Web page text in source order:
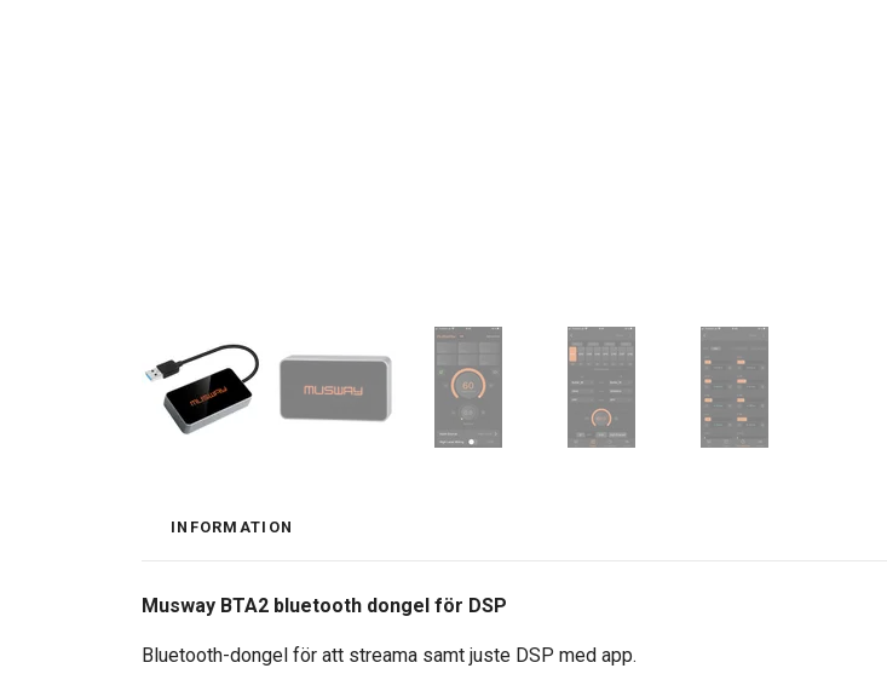
INFORMATION
Musway BTA2 bluetooth dongel för DSP
Bluetooth-dongel för att streama samt juste DSP med app.